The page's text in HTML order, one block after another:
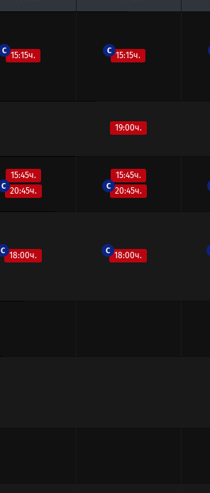
15:15ч.
C 15:15ч.
C
19:00ч.
15:45ч.
20:45ч.
C
15:45ч.
20:45ч.
C
18:00ч.
C 18:00ч.
C